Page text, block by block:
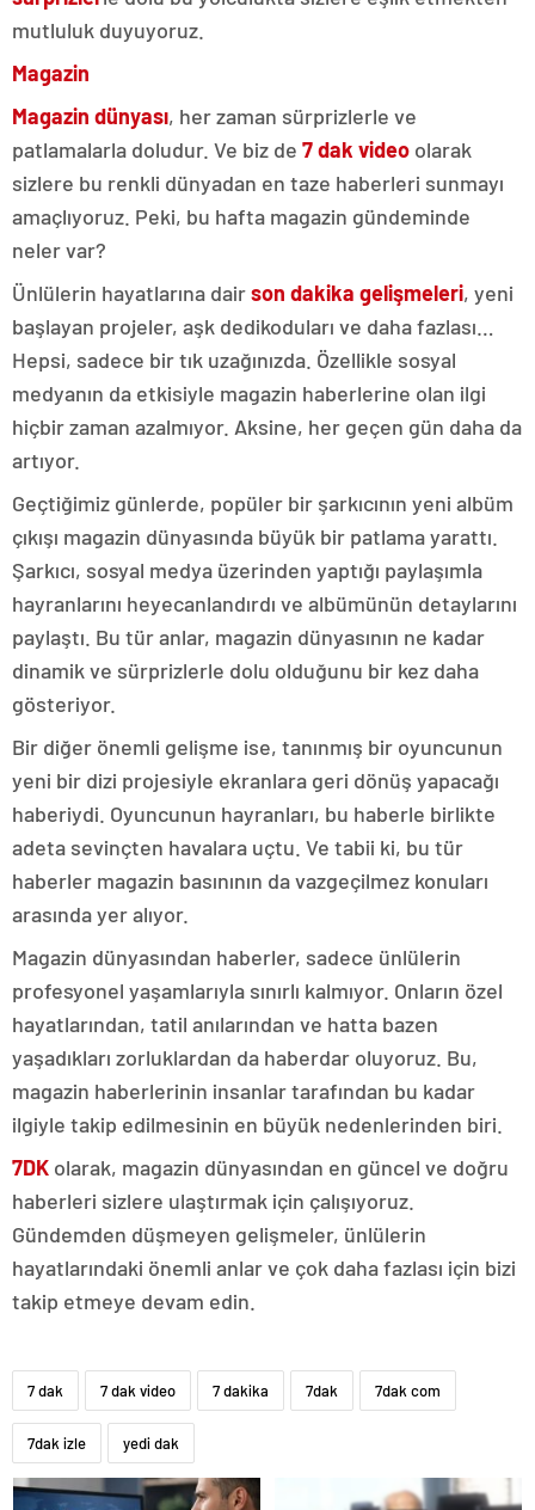
mutluluk duyuyoruz.
Magazin
Magazin dünyası, her zaman sürprizlerle ve
patlamalarla doludur. Ve biz de 7 dak video olarak
sizlere bu renkli dünyadan en taze haberleri sunmayı
amaçlıyoruz. Peki, bu hafta magazin gündeminde
neler var?
Ünlülerin hayatlarına dairson dakika gelişmeleri, yeni
başlayan projeler, aşk dedikoduları ve daha fazlası…
Hepsi, sadece bir tık uzağınızda. Özellikle sosyal
medyanın da etkisiyle magazin haberlerine olan ilgi
hiçbir zaman azalmıyor. Aksine, her geçen gün daha da
artıyor.
Geçtiğimiz günlerde, popüler bir şarkıcının yeni albüm
çıkışı magazin dünyasında büyük bir patlama yarattı.
Şarkıcı, sosyal medya üzerinden yaptığı paylaşımla
hayranlarını heyecanlandırdı ve albümünün detaylarını
paylaştı. Bu tür anlar, magazin dünyasının ne kadar
dinamik ve sürprizlerle dolu olduğunu bir kez daha
gösteriyor.
Bir diğer önemli gelişme ise, tanınmış bir oyuncunun
yeni bir dizi projesiyle ekranlara geri dönüş yapacağı
haberiydi. Oyuncunun hayranları, bu haberle birlikte
adeta sevinçten havalara uçtu. Ve tabii ki, bu tür
haberler magazin basınının da vazgeçilmez konuları
arasında yer alıyor.
Magazin dünyasından haberler, sadece ünlülerin
profesyonel yaşamlarıyla sınırlı kalmıyor. Onların özel
hayatlarından, tatil anılarından ve hatta bazen
yaşadıkları zorluklardan da haberdar oluyoruz. Bu,
magazin haberlerinin insanlar tarafından bu kadar
ilgiyle takip edilmesinin en büyük nedenlerinden biri.
7DK olarak, magazin dünyasından en güncel ve doğru
haberleri sizlere ulaştırmak için çalışıyoruz.
Gündemden düşmeyen gelişmeler, ünlülerin
hayatlarındaki önemli anlar ve çok daha fazlası için bizi
takip etmeye devam edin.
7 dak 7 dak video 7 dakika 7dak 7dak com
7dak izle yedi dak